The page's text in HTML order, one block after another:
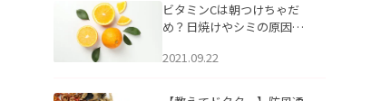
ビタミンCは朝つけちゃだ
め？日焼けやシミの原因に
2021.09.22